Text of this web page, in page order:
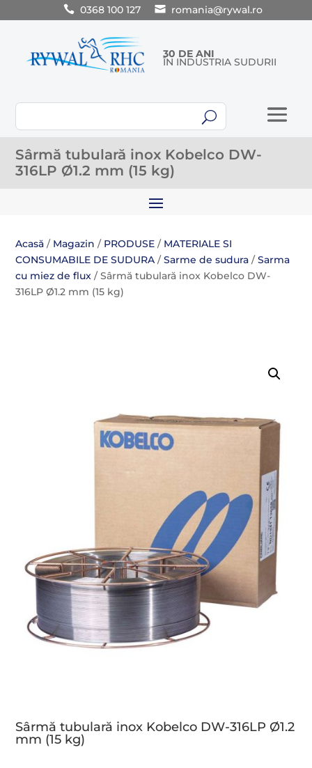
0368 100 127 romania@rywal.ro
30 DE ANI
ÎN INDUSTRIA SUDURII
U
Sârmă tubulară inox Kobelco DW-
316LP Ø1.2 mm (15 kg)
Acasă / Magazin / PRODUSE / MATERIALE SI
CONSUMABILE DE SUDURA /Sarme de sudura /Sarma
cu miez de flux / Sârmă tubulară inox Kobelco DW-
316LP Ø1.2 mm (15 kg)
Sârmă tubulară inox Kobelco DW-316LP Ø1.2
mm (15 kg)